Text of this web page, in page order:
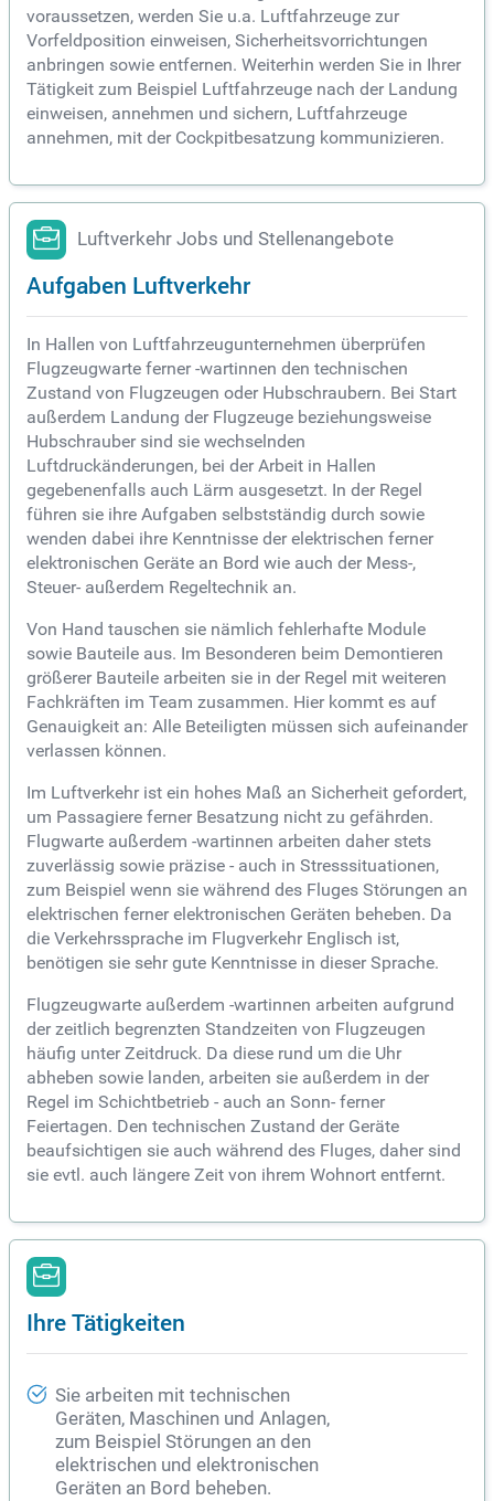
voraussetzen, werden Sie u.a. Luftfahrzeuge zur
Vorfeldposition einweisen, Sicherheitsvorrichtungen
anbringen sowie entfernen. Weiterhin werden Sie in Ihrer
Tätigkeit zum Beispiel Luftfahrzeuge nach der Landung
einweisen, annehmen und sichern, Luftfahrzeuge
annehmen, mit der Cockpitbesatzung kommunizieren.
Luftverkehr Jobs und Stellenangebote
Aufgaben Luftverkehr
In Hallen von Luftfahrzeugunternehmen überprüfen
Flugzeugwarte ferner -wartinnen den technischen
Zustand von Flugzeugen oder Hubschraubern. Bei Start
außerdem Landung der Flugzeuge beziehungsweise
Hubschrauber sind sie wechselnden
Luftdruckänderungen, bei der Arbeit in Hallen
gegebenenfalls auch Lärm ausgesetzt. In der Regel
führen sie ihre Aufgaben selbstständig durch sowie
wenden dabei ihre Kenntnisse der elektrischen ferner
elektronischen Geräte an Bord wie auch der Mess-,
Steuer- außerdem Regeltechnik an.
Von Hand tauschen sie nämlich fehlerhafte Module
sowie Bauteile aus. Im Besonderen beim Demontieren
größerer Bauteile arbeiten sie in der Regel mit weiteren
Fachkräften im Team zusammen. Hier kommt es auf
Genauigkeit an: Alle Beteiligten müssen sich aufeinander
verlassen können.
Im Luftverkehr ist ein hohes Maß an Sicherheit gefordert,
um Passagiere ferner Besatzung nicht zu gefährden.
Flugwarte außerdem -wartinnen arbeiten daher stets
zuverlässig sowie präzise - auch in Stresssituationen,
zum Beispiel wenn sie während des Fluges Störungen an
elektrischen ferner elektronischen Geräten beheben. Da
die Verkehrssprache im Flugverkehr Englisch ist,
benötigen sie sehr gute Kenntnisse in dieser Sprache.
Flugzeugwarte außerdem -wartinnen arbeiten aufgrund
der zeitlich begrenzten Standzeiten von Flugzeugen
häufig unter Zeitdruck. Da diese rund um die Uhr
abheben sowie landen, arbeiten sie außerdem in der
Regel im Schichtbetrieb - auch an Sonn- ferner
Feiertagen. Den technischen Zustand der Geräte
beaufsichtigen sie auch während des Fluges, daher sind
sie evtl. auch längere Zeit von ihrem Wohnort entfernt.
Ihre Tätigkeiten
Sie arbeiten mit technischen
Geräten, Maschinen und Anlagen,
zum Beispiel Störungen an den
elektrischen und elektronischen
Geräten an Bord beheben.